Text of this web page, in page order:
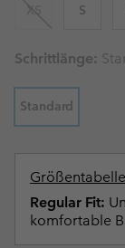
XS S
Schrittlänge:
Standard
Größentabelle
Regular Fit:
komfortable